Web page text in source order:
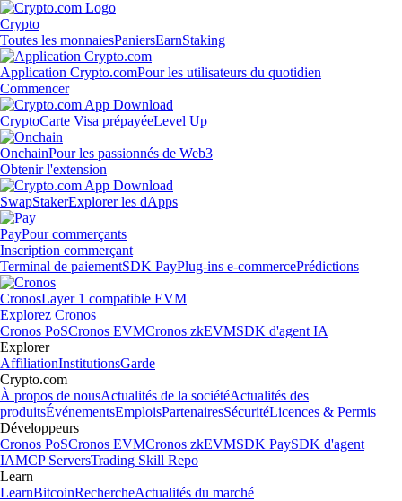
Crypto
Toutes les monnaiesPaniersEarnStaking
Application Crypto.comPour les utilisateurs du quotidien
Commencer
CryptoCarte Visa prépayéeLevel Up
OnchainPour les passionnés de Web3
Obtenir l'extension
SwapStakerExplorer les dApps
PayPour commerçants
Inscription commerçant
Terminal de paiementSDK PayPlug-ins e-commercePrédictions
CronosLayer 1 compatible EVM
Explorez Cronos
Cronos PoSCronos EVMCronos zkEVMSDK d'agent IA
Explorer
AffiliationInstitutionsGarde
Crypto.com
À propos de nousActualités de la sociétéActualités des
produitsÉvénementsEmploisPartenairesSécuritéLicences & Permis
Développeurs
Cronos PoSCronos EVMCronos zkEVMSDK PaySDK d'agent
IAMCP ServersTrading Skill Repo
Learn
LearnBitcoinRechercheActualités du marché